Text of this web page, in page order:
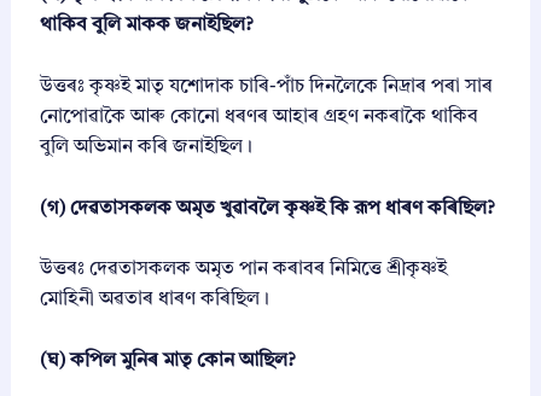
o
n
2
2
-
2
7
S
E
থাকিব বুলি মাকক জনাইছিল?
উত্তৰঃ কৃষ্ণই মাতৃ যশোদাক চাৰি-পাঁচ দিনলৈকে নিদ্ৰাৰ পৰা সাৰ
নোপোৱাকৈ আৰু কোনো ধৰণৰ আহাৰ গ্ৰহণ নকৰাকৈ থাকিব
বুলি অভিমান কৰি জনাইছিল।
(গ) দেৱতাসকলক অমৃত খুৱাবলৈ কৃষ্ণই কি রূপ ধাৰণ কৰিছিল?
উত্তৰঃ দেৱতাসকলক অমৃত পান কৰাবৰ নিমিত্তে শ্ৰীকৃষ্ণই
মোহিনী অৱতাৰ ধাৰণ কৰিছিল।
(ঘ) কপিল মুনিৰ মাতৃ কোন আছিল?